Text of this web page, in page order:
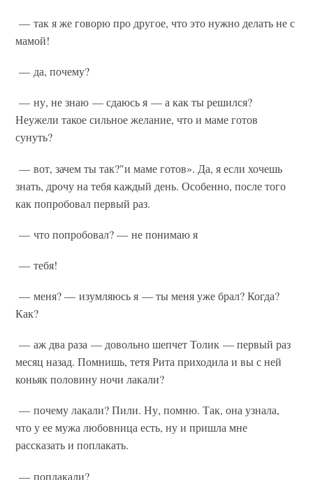
— так я же говорю про другое, что это нужно делать не с
мамой!
— да, почему?
— ну, не знаю — сдаюсь я — а как ты решился?
Неужели такое сильное желание, что и маме готов
сунуть?
— вот, зачем ты так?"и маме готов». Да, я если хочешь
знать, дрочу на тебя каждый день. Особенно, после того
как попробовал первый раз.
— что попробовал? — не понимаю я
— тебя!
— меня? — изумляюсь я — ты меня уже брал? Когда?
Как?
— аж два раза — довольно шепчет Толик — первый раз
месяц назад. Помнишь, тетя Рита приходила и вы с ней
коньяк половину ночи лакали?
— почему лакали? Пили. Ну, помню. Так, она узнала,
что у ее мужа любовница есть, ну и пришла мне
рассказать и поплакать.
— поплакали?